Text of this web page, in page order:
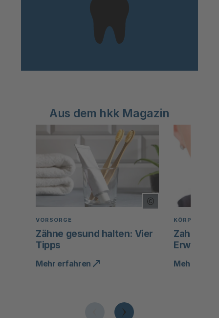
Aus dem hkk Magazin
Copyright Tooltip
VORSORGE
Zähne gesund halten: Vier
Tipps
Mehr erfahren
KÖRPER &
Mehr